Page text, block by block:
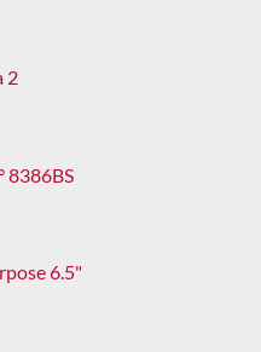
2
8386BS
6.5"